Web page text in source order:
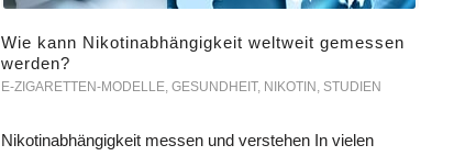
Wie kann Nikotinabhängigkeit weltweit gemessen
werden?
E-ZIGARETTEN-MODELLE, GESUNDHEIT, NIKOTIN , STUDIEN
Nikotinabhängigkeit messen und verstehen In vielen